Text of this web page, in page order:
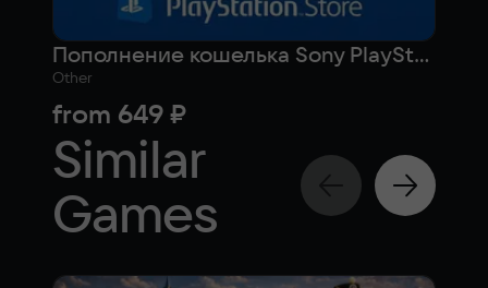
Пополнение кошелька Sony PlayStation на 250 лир (Турция)
Other
from 649 ₽
Similar
Games